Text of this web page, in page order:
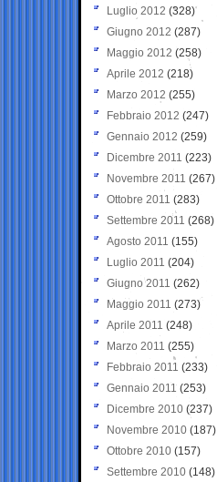
Luglio 2012 (328)
Giugno 2012 (287)
Maggio 2012 (258)
Aprile 2012 (218)
Marzo 2012 (255)
Febbraio 2012 (247)
Gennaio 2012 (259)
Dicembre 2011 (223)
Novembre 2011 (267)
Ottobre 2011 (283)
Settembre 2011 (268)
Agosto 2011 (155)
Luglio 2011 (204)
Giugno 2011 (262)
Maggio 2011 (273)
Aprile 2011 (248)
Marzo 2011 (255)
Febbraio 2011 (233)
Gennaio 2011 (253)
Dicembre 2010 (237)
Novembre 2010 (187)
Ottobre 2010 (157)
Settembre 2010 (148)